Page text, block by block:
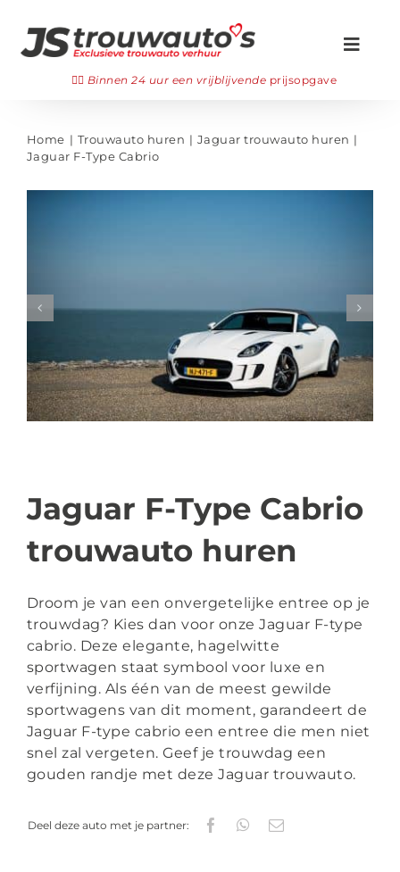
naar
inhoud
Onze trouwauto’s
Bezichtigen
WhatsApp ons
+31 6 223 921 69
👉🏻 Binnen 24 uur een vrijblijvende prijsopgave
Home Trouwauto huren
Jaguar trouwauto huren
Jaguar F-Type Cabrio
Jaguar F-Type Cabrio
trouwauto huren
Droom je van een onvergetelijke entree op je
trouwdag? Kies dan voor onze Jaguar F-type
cabrio. Deze elegante, hagelwitte
sportwagen staat symbool voor luxe en
verfijning. Als één van de meest gewilde
sportwagens van dit moment, garandeert de
Jaguar F-type cabrio een entree die men niet
snel zal vergeten. Geef je trouwdag een
gouden randje met deze Jaguar trouwauto.
Deel deze auto met je partner: